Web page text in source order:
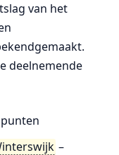
van het
deelnemende
punten
–